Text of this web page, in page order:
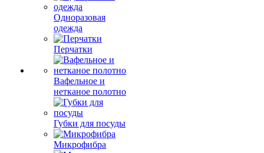
Одноразовая
одежда
Перчатки
Вафельное и
нетканое полотно
Губки для посуды
Микрофибра